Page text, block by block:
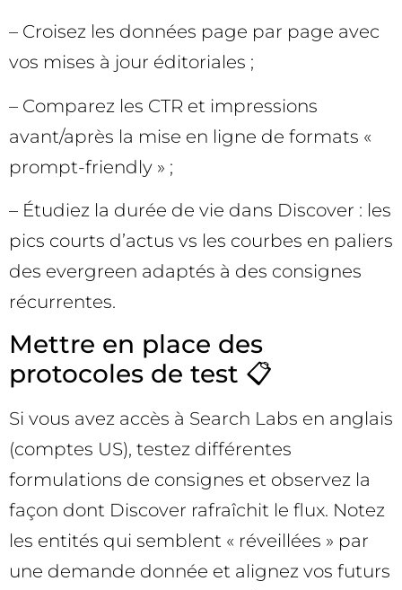
– Croisez les données page par page avec
vos mises à jour éditoriales ;
– Comparez les CTR et impressions
avant/après la mise en ligne de formats «
prompt-friendly » ;
– Étudiez la durée de vie dans Discover : les
pics courts d’actus vs les courbes en paliers
des evergreen adaptés à des consignes
récurrentes.
Mettre en place des
protocoles de test 📋
Si vous avez accès à Search Labs en anglais
(comptes US), testez différentes
formulations de consignes et observez la
façon dont Discover rafraîchit le flux. Notez
les entités qui semblent « réveillées » par
une demande donnée et alignez vos futurs